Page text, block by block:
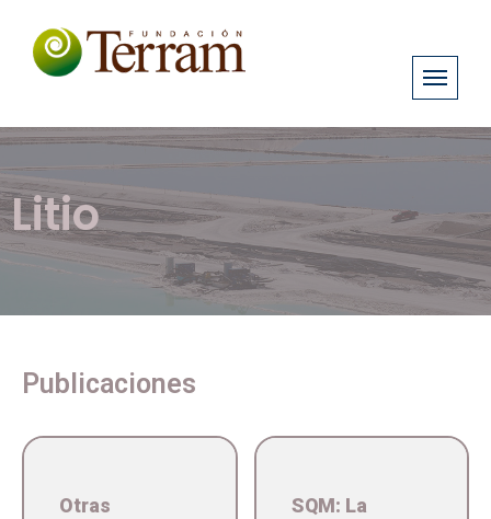
Litio
Publicaciones
Otras
SQM: La